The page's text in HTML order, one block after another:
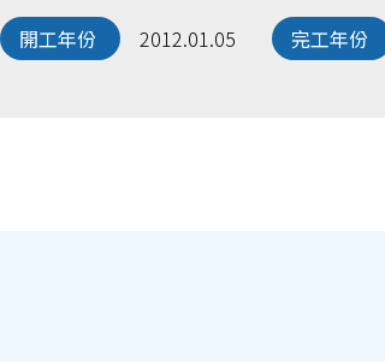
開工年份 2012.01.05 完工年份